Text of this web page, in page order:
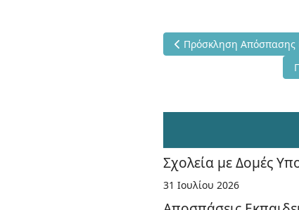
Προηγούμενο άρθρο:
Πρόσκληση Απόσπασης
Σχολεία με Δομές
31 Ιουλίου 2026